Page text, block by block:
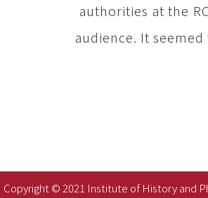
authorities at the
audience. It
Copyright © 2021 Institute of History and